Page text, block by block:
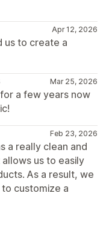
Apr 12, 2026
us to create a
Mar 25, 2026
a few years now
Feb 23, 2026
a really clean and
us to easily
As a result, we
customize a